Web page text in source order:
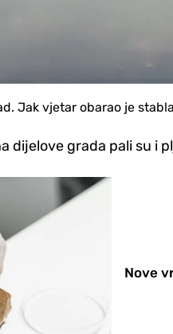
Jak vjetar obarao je
dijelove grada pali su i
Nove